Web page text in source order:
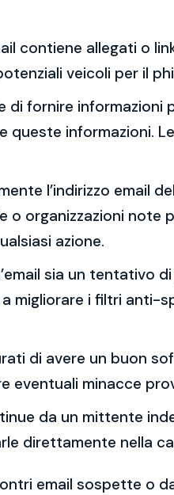
contiene allegati o
veicoli per il
di fornire
informazioni.
l’indirizzo email
o organizzazioni note
azione.
sia un tentativo
migliorare i filtri anti-
di avere un buon
minacce
da un mittente
direttamente nella
email sospette o